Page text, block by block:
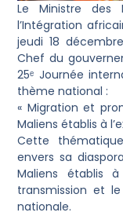
Le Ministre des
l’Intégration
jeudi 18
Chef du
25ᵉ Journée
thème national :
« Migration et
Maliens établis à
Cette
envers sa
Maliens établis
transmission et
nationale.